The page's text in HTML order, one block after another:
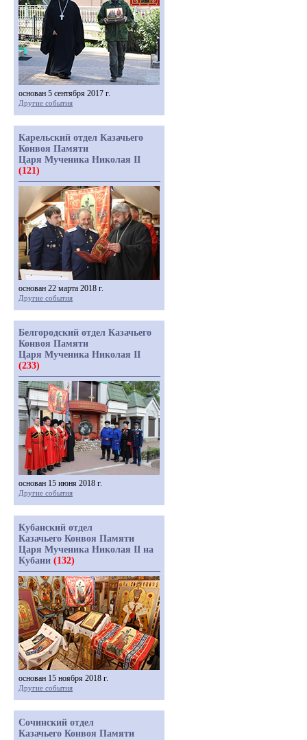
основан 5 сентября 2017 г.
Другие события
Карельский отдел Казачьего
Конвоя Памяти
Царя Мученика Николая II
(121)
основан 22 марта 2018 г.
Другие события
Белгородский отдел Казачьего
Конвоя Памяти
Царя Мученика Николая II
(233)
основан 15 июня 2018 г.
Другие события
Кубанский отдел
Казачьего Конвоя Памяти
Царя Мученика Николая II на
Кубани (132)
основан 15 ноября 2018 г.
Другие события
Сочинский отдел
Казачьего Конвоя Памяти